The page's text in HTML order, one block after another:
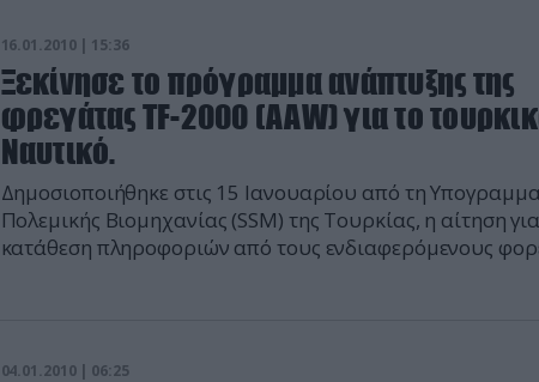
16.01.2010 | 15:36
Ξεκίνησε το πρόγραμμα ανάπτυξης της
φρεγάτας TF-2000 (AAW) για το
Ναυτικό.
Δημοσιοποιήθηκε στις 15 Ιανουαρίου από τη
Πολεμικής Βιομηχανίας (SSM) της Τουρκίας, η αίτηση για
κατάθεση πληροφοριών από τους ενδιαφερόμενους
04.01.2010 | 06:25